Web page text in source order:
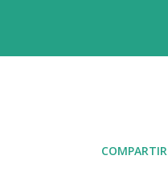
COMPARTIR